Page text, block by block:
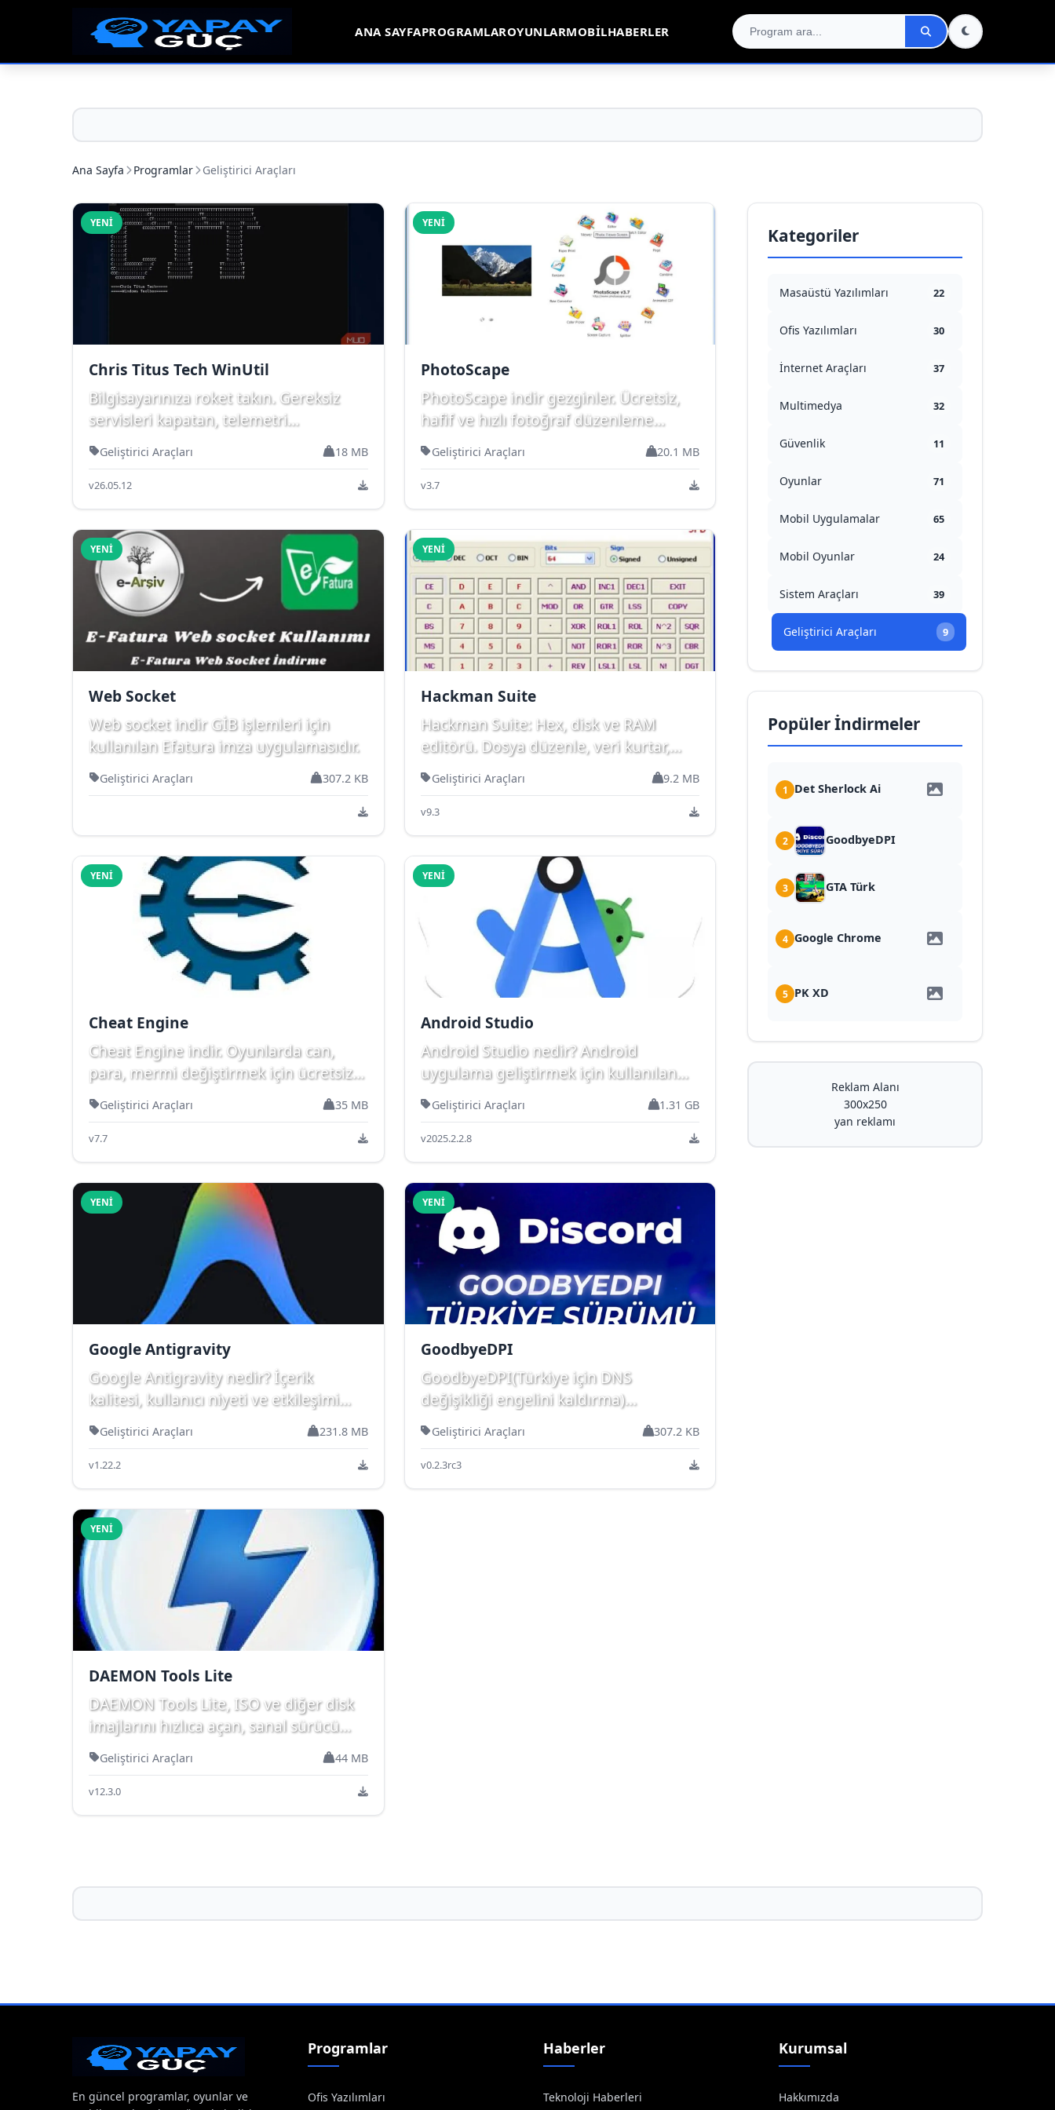
ANA SAYFAPROGRAMLAROYUNLARMOBILHABERLER
Ana Sayfa Programlar Geliştirici Araçları
YENI
Chris Titus Tech WinUtil
Bilgisayarınıza roket takın. Gereksiz
servisleri kapatan, telemetri
engelleyen Chris Titus WinUti...
Geliştirici Araçları 18 MB
v26.05.12
YENI
PhotoScape
PhotoScape indir gezginler. Ücretsiz,
hafif ve hızlı fotoğraf düzenleme
programı. Toplu işlem...
Geliştirici Araçları 20.1 MB
v3.7
YENI
Web Socket
Web socket indir GİB işlemleri için
kullanılan Efatura imza uygulamasıdır.
Geliştirici Araçları 307.2 KB
YENI
Hackman Suite
Hackman Suite: Hex, disk ve RAM
editörü. Dosya düzenle, veri kurtar,
oyunlarda değişiklik yap. ...
Geliştirici Araçları 9.2 MB
v9.3
YENI
Cheat Engine
Cheat Engine indir. Oyunlarda can,
para, mermi değiştirmek için ücretsiz
bellek editörü. Tek o...
Geliştirici Araçları 35 MB
v7.7
YENI
Android Studio
Android Studio nedir? Android
uygulama geliştirmek için kullanılan
resmi IDE’nin özellikleri, ...
Geliştirici Araçları 1.31 GB
v2025.2.2.8
YENI
Google Antigravity
Google Antigravity nedir? İçerik
kalitesi, kullanıcı niyeti ve etkileşimi
merkeze alan bu yeni ...
Geliştirici Araçları 231.8 MB
v1.22.2
YENI
GoodbyeDPI
GoodbyeDPI(Türkiye için DNS
değişikliği engelini kaldırma)
Türkiye'deki internet kullanıcıl...
Geliştirici Araçları 307.2 KB
v0.2.3rc3
YENI
DAEMON Tools Lite
DAEMON Tools Lite, ISO ve diğer disk
imajlarını hızlıca açan, sanal sürücü
oluşturan hafif...
Geliştirici Araçları 44 MB
v12.3.0
Kategoriler
Masaüstü Yazılımları 22
Ofis Yazılımları 30
İnternet Araçları 37
Multimedya 32
Güvenlik 11
Oyunlar 71
Mobil Uygulamalar 65
Mobil Oyunlar 24
Sistem Araçları 39
Geliştirici Araçları 9
Popüler İndirmeler
1 Det Sherlock Ai
2 GoodbyeDPI
3 GTA Türk
4 Google Chrome
5 PK XD
Reklam Alanı
300x250
yan reklamı
En güncel programlar, oyunlar ve
Programlar
Ofis Yazılımları
Haberler
Teknoloji Haberleri
Kurumsal
Hakkımızda